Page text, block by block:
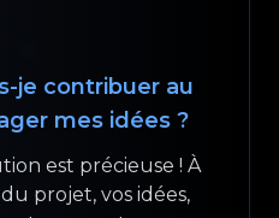
je contribuer au
mes idées ?
est précieuse ! À
projet, vos idées,